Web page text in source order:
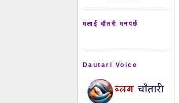
मलाई दौंतरी मनपर्छ
Dautari Voice